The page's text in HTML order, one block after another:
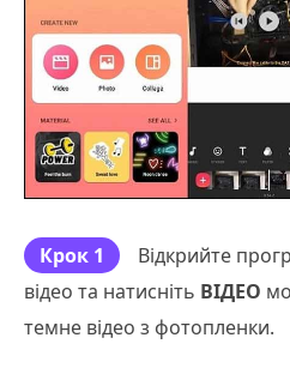
Крок 1
Відкрийте
відео та натисніть ВІДЕО
темне відео з фотопленки.